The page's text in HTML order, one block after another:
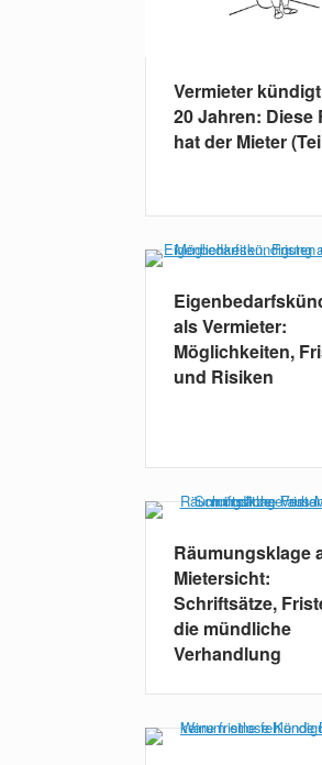
Vermieter
20 Jahren: Diese
hat der Mieter
als Vermieter:
Möglichkeiten,
und Risiken
Räumungsklage
Mietersicht:
Schriftsätze,
die mündliche
Verhandlung